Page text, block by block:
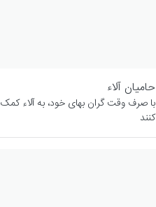
حامیان آلاء
با صرف وقت گران بهای خود، به آلاء
کنند